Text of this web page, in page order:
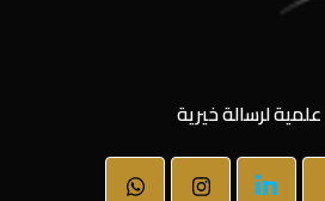
علمية لرسالة خيرية